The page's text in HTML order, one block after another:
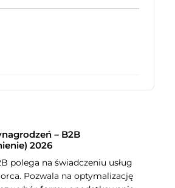
– B2B
2026
polega na świadczeniu usług
Pozwala na optymalizację